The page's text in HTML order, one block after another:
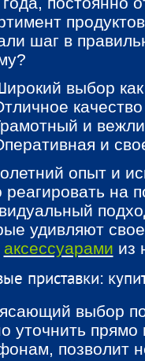
шаг в
выбор
и
и
опыт и
реагировать на
удивляют
аксессуарами из
приставки:
выбор
уточнить
позволит